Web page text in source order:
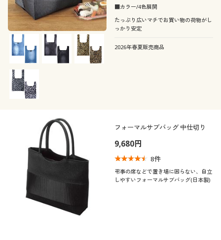
デジタルカタログ
カタログ無料プレゼント
会員メニュー
マイページ
お気に入り
サポート
ご利用ガイド
よくある質問とお問い合わせ
プリーツ
コットン・綿100 シルク
デニム ナイロン
機能・特徴
撥水
える)
年代
60代
夏
■カラー/4色展開
たっぷり広いマチでお買い物の荷物がし
っかり安定
2026年春夏販売商品
フォーマルサブバッグ 中仕切り
9,680円
8件
弔事の席などで置き場に困らない、自立
しやすいフォーマルサブバッグ(日本製)